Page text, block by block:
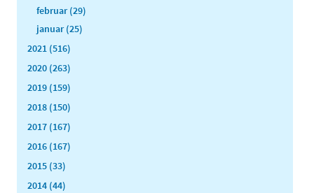
februar (29)
januar (25)
2021 (516)
2020 (263)
2019 (159)
2018 (150)
2017 (167)
2016 (167)
2015 (33)
2014 (44)